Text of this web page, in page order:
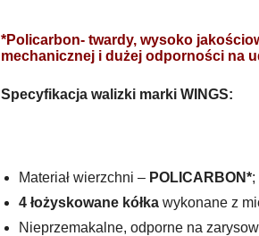
*Policarbon- twardy, wysoko
mechanicznej i dużej odporności na
Specyfikacja walizki marki WINGS:
Materiał wierzchni – POLICARBON*;
4 łożyskowane kółka wykonane z
Nieprzemakalne, odporne na